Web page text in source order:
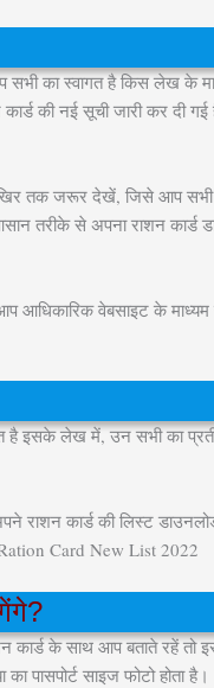
सभी का स्वागत है किस लेख के
की नई सूची जारी कर दी
तक जरूर देखें, जिसे आप
तरीके से अपना राशन कार्ड
आधिकारिक वेबसाइट के
इसके लेख में, उन सभी का
राशन कार्ड की लिस्ट
Card New List 2022
कार्ड के साथ आप बताते रहें तो
पासपोर्ट साइज फोटो होता है।